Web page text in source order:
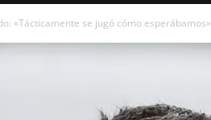
«Tácticamente se jugó cómo esperábamos»